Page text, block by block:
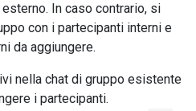
In caso contrario, si
con i partecipanti interni e
da aggiungere.
nella chat di gruppo esistente
i partecipanti.